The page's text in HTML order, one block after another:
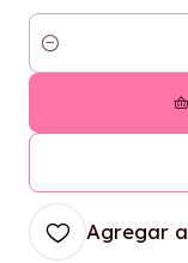
Cantidad
Agregar